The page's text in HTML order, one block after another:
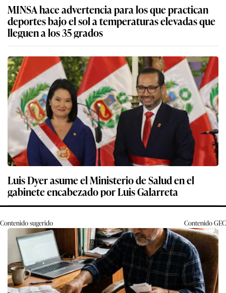
MINSA hace advertencia para los que practican
deportes bajo el sol a temperaturas elevadas que
lleguen a los 35 grados
Luis Dyer asume el Ministerio de Salud en el
gabinete encabezado por Luis Galarreta
Contenido sugerido ContenidoGEC